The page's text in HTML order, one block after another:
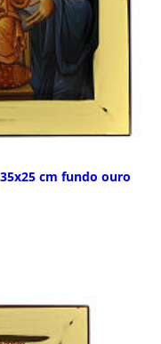
cm fundo ouro